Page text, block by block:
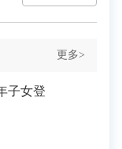
更多>
子女登